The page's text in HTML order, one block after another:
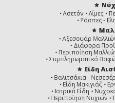
Ασετόν Λίμες
Ράσπες -
Αξεσουάρ
Διάφορα
Περιποίηση
Συμπληρωματικά
Είδη
Βαλιτσάκια - Νεσεσέρ
Είδη Μακιγιάζ
Ιατρικά Είδη
Περιποίηση Νυχιών